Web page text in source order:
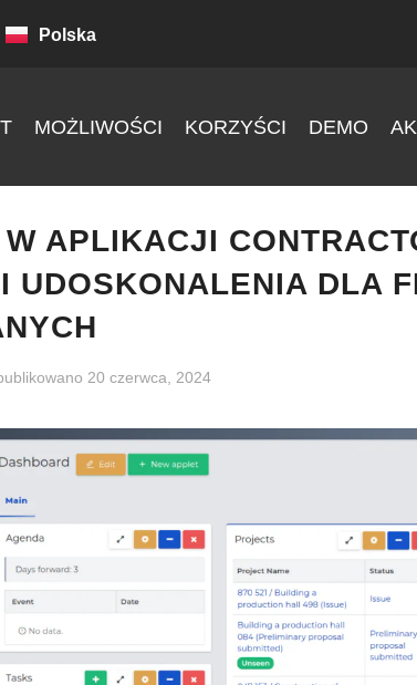
Polska
MOŻLIWOŚCI KORZYŚCI DEMO
APLIKACJI
UDOSKONALENIA DLA
20 czerwca, 2024